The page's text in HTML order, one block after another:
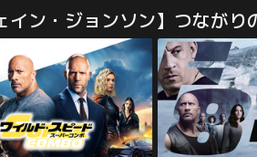
、相棒の大型犬デューク。ケ
し、息子のリアムが誕生。臆
マックスは、リアムを我が子
がるあまりいつも不安で…。
マックスは、飼い
せな生活を送って
ィが新たに毛むく
を引き取ってきた
イン・ジョンソン】つながり